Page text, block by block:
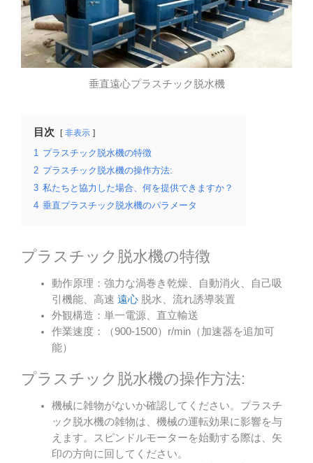
垂直遠心プラスチック脱水機
目次 非表示
1 プラスチック脱水機の特徴
2 プラスチック脱水機の操作方法:
3 私たちと協力した場合、何を提供できますか？
4 垂直プラスチック脱水機のパラメータ
プラスチック脱水機の特徴
動作原理：強力な渦巻き乾燥、自動消火、自己吸
引機能、高速 遠心脱水、流れ誘導装置
外観構造：単一電源、直立輸送
作業速度：（900-1500）r/min（加速器を追加可
能）
プラスチック脱水機の操作方法:
機械に雑物がないか確認してください。プラスチ
ック脱水機の雑物は、機械の運転効果に影響を与
えます。スピンドルモーターを始動する際は、矢
印の方向に回してください。